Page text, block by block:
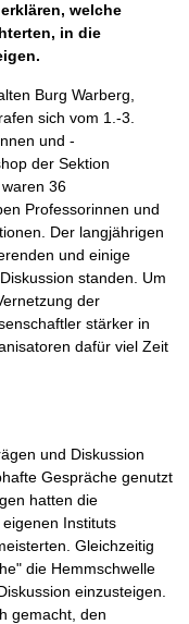
welche
in die
Burg Warberg,
sich vom 1.-3.
und -
der Sektion
36
Professorinnen und
Der langjährigen
und einige
standen. Um
der
stärker in
dafür viel Zeit
und Diskussion
Gespräche genutzt
hatten die
Instituts
Gleichzeitig
die Hemmschwelle
einzusteigen.
gemacht, den